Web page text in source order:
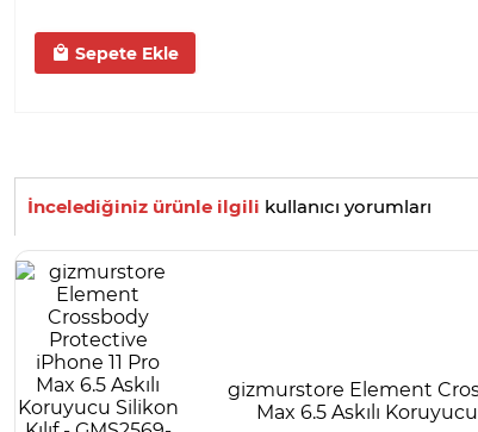
Sepete Ekle
İncelediğiniz ürünle ilgili kullanıcı yorumları
gizmurstore Element
Max 6.5 Askılı